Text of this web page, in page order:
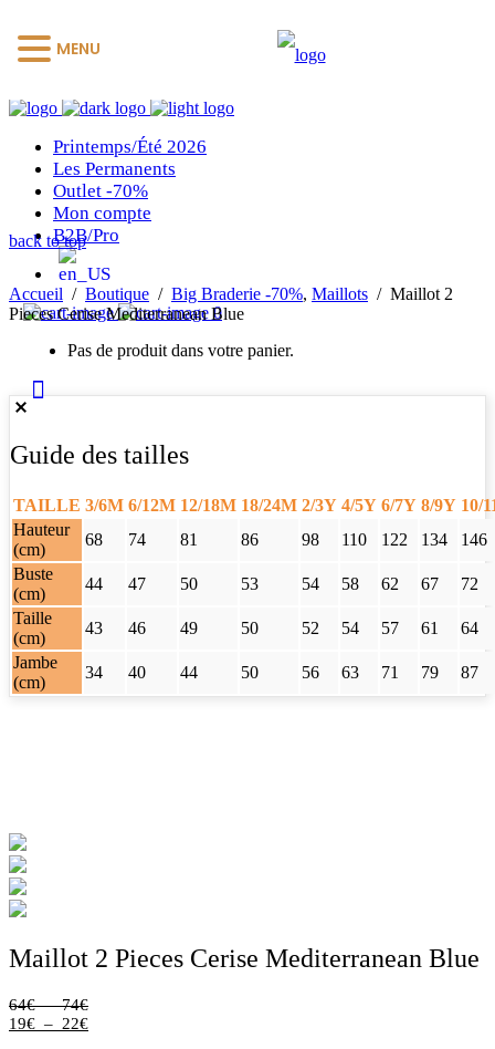
Printemps/Été 2026
Les Permanents
Outlet -70%
Mon compte
B2B/Pro
0
Pas de produit dans votre panier.
back to top
Accueil / Boutique / Big Braderie -70%, Maillots / Maillot 2
Pieces Cerise Mediterranean Blue
Guide des tailles
TAILLE 3/6M 6/12M 12/18M 18/24M 2/3Y 4/5Y 6/7Y 8/9Y 10/
Hauteur
(cm)
68 74 81 86 98 110 122 134
146
Buste
(cm)
44 47 50 53 54 58 62 67
72
Taille
(cm)
43 46 49 50 52 54 57 61
64
Jambe
(cm)
34 40 44 50 56 63 71 79 87
Maillot 2 Pieces Cerise Mediterranean Blue
64€ – 74€Plage
de
19€ – 22€Plage
MENU